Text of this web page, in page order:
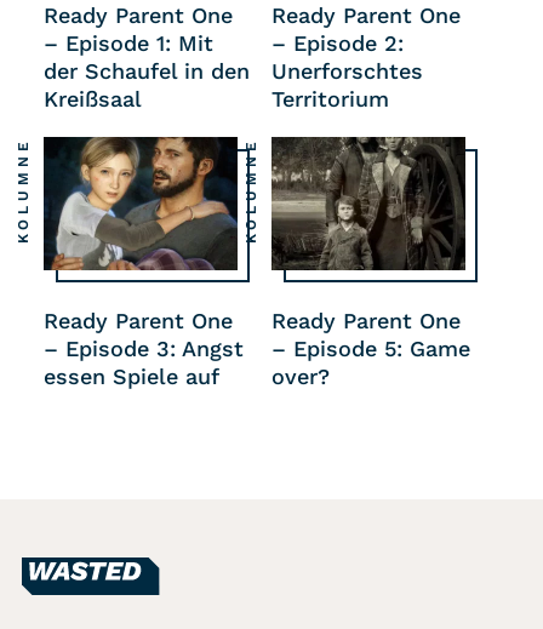
Ready Parent One
– Episode 1: Mit
der Schaufel in den
Kreißsaal
Ready Parent One
– Episode 2:
Unerforschtes
Territorium
Ready Parent One
– Episode 3: Angst
essen Spiele auf
KOLUMNE
Ready Parent One
– Episode 5: Game
over?
KOLUMNE